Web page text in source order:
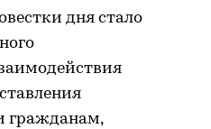
дня стало
гражданам,